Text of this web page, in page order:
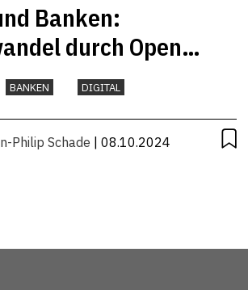
Banken:
durch Open
BANKEN DIGITAL
Philip Schade | 08.10.2024